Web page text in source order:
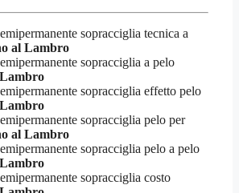
sopracciglia tecnica a
al Lambro
sopracciglia a pelo
sopracciglia effetto pelo
sopracciglia pelo per
al Lambro
sopracciglia pelo a pelo
sopracciglia costo